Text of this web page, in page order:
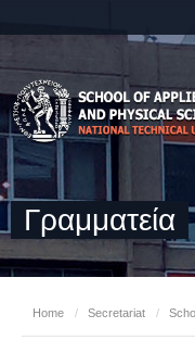
Γραμματεία
Home / Secretariat /